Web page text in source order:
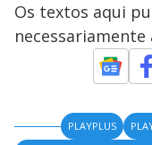
Os textos aqui
PLAYPLUS